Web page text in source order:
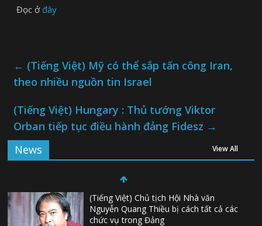
Đọc ởđây
← (Tiếng Việt) Mỹ có thể sắp tấn công Iran,
theo nhiều nguồn tin Israel
(Tiếng Việt) Hungary : Thủ tướng Viktor
Orban tiếp tục điều hành đảng Fidesz →
News
View All
(Tiếng Việt) Chủ tịch Hội Nhà văn
Nguyễn Quang Thiều bị cách tất cả các
chức vụ trong Đảng